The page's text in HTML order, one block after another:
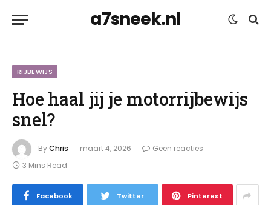
a7sneek.nl
RIJBEWIJS
Hoe haal jij je motorrijbewijs
snel?
ByChris maart 4, 2026
Geen reacties
3 Mins Read
Facebook Twitter Pinterest